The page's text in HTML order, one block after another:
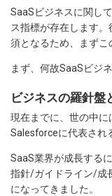
SaaSビジネスに関し
ス指標が存在します
須となるため、まずこ
まず、何故SaaSビジ
ビジネスの羅針盤
現在までに、世の中に
Salesforceに代表され
SaaS業界が成長する
指針/ガイドライン/成
になってきました。